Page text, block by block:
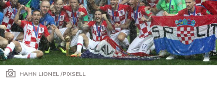
HAHN LIONEL /PIXSELL